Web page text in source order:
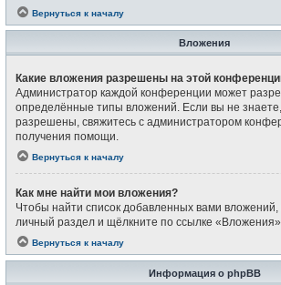
Вернуться к началу
Вложения
Какие вложения разрешены на этой
Администратор каждой конференции может
определённые типы вложений. Если вы не
разрешены, свяжитесь с администратором
получения помощи.
Вернуться к началу
Как мне найти мои вложения?
Чтобы найти список добавленных вами
личный раздел и щёлкните по ссылке
Вернуться к началу
Информация о phpBB